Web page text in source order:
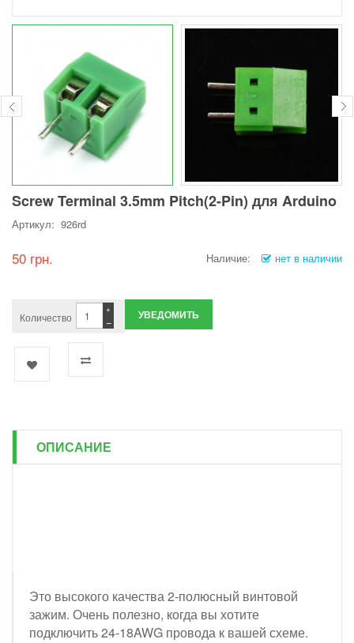
Screw Terminal 3.5mm Pitch(2-Pin) для Arduino
Артикул: 926rd
50 грн. Наличие: нет в наличии
Количество −
+ УВЕДОМИТЬ
ОПИСАНИЕ
Это высокого качества 2-полюсный винтовой
зажим. Очень полезно, когда вы хотите
подключить 24-18AWG провода к вашей схеме.